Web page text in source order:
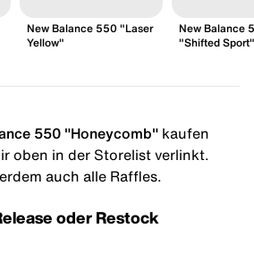
New Balance 550 "Laser
Yellow"
New Balance
"Shifted
550 "Honeycomb" kaufen
oben in der Storelist verlinkt.
auch alle Raffles.
oder Restock